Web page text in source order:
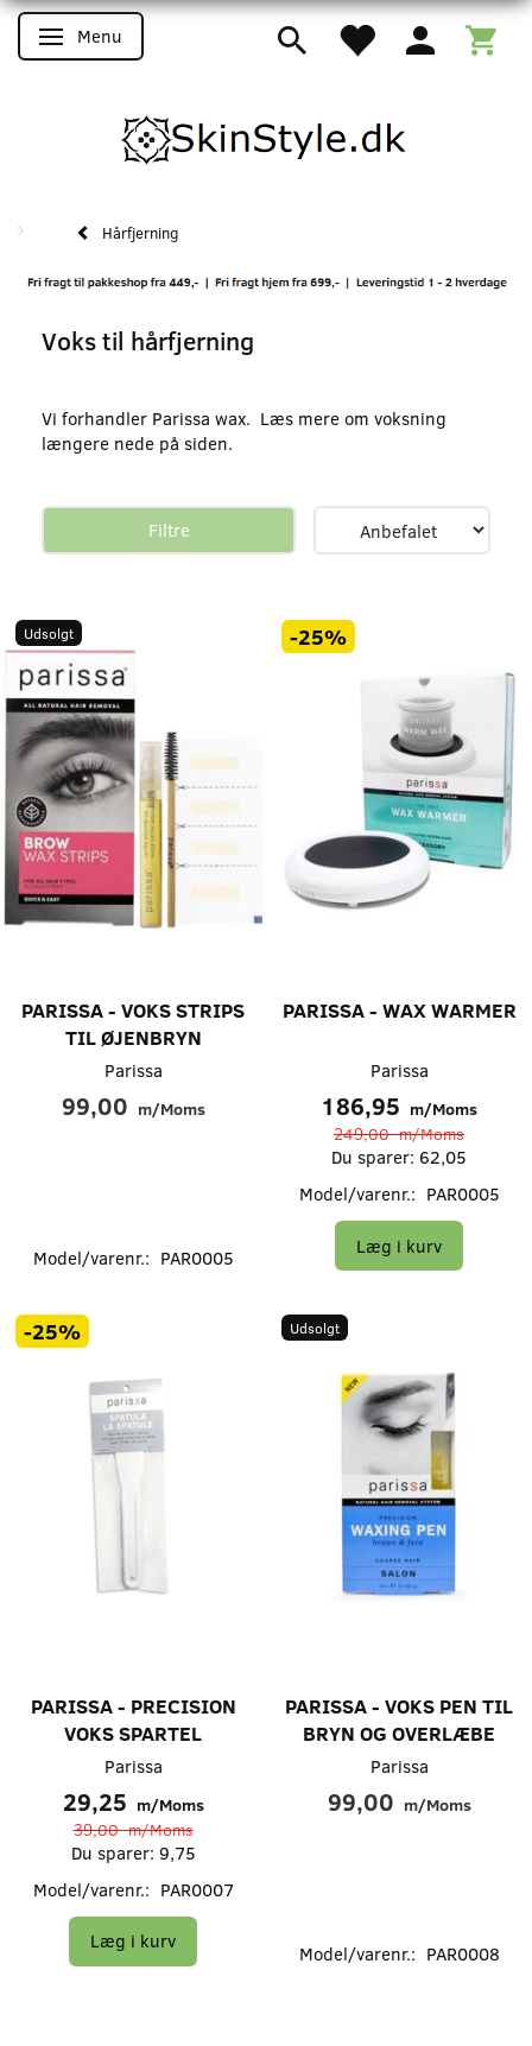
Skifte navigation
Menu
Hårfjerning
Voks til hårfjerning
Vi forhandler Parissa wax. Læs mere om voksning
længere nede på siden.
Filtre
Udsolgt
PARISSA - VOKS STRIPS
TIL ØJENBRYN
Parissa
99,00 m/Moms
Model/varenr.: PAR0005
-25%
PARISSA - WAX WARMER
Parissa
186,95 m/Moms
249,00m/Moms
Du sparer: 62,05
Model/varenr.: PAR0005
Læg i kurv
-25%
PARISSA - PRECISION
VOKS SPARTEL
Parissa
29,25 m/Moms
39,00m/Moms
Du sparer: 9,75
Model/varenr.: PAR0007
Læg i kurv
Udsolgt
PARISSA - VOKS PEN TIL
BRYN OG OVERLÆBE
Parissa
99,00 m/Moms
Model/varenr.: PAR0008